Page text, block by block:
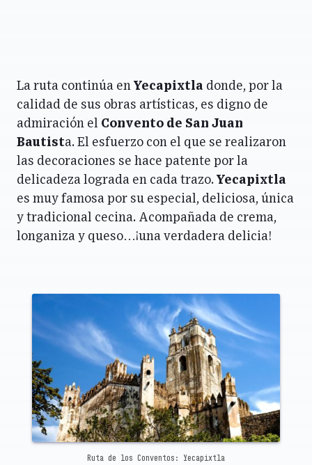
La ruta continúa en Yecapixtla donde, por la
calidad de sus obras artísticas, es digno de
admiración el Convento de San Juan
Bautista. El esfuerzo con el que se realizaron
las decoraciones se hace patente por la
delicadeza lograda en cada trazo. Yecapixtla
es muy famosa por su especial, deliciosa, única
y tradicional cecina. Acompañada de crema,
longaniza y queso…¡una verdadera delicia!
Ruta de los Conventos: Yecapixtla